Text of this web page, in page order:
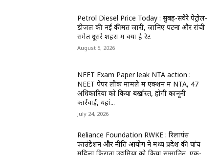
Petrol Diesel Price Today : सुबह-सवेरे पेट्रोल-
डीजल की नई कीमतें जारी, जानिए पटना और रांची
समेत दूसरे शहरों में क्या है रेट
August 5, 2026
NEET Exam Paper leak NTA action :
NEET पेपर लीक मामले में एक्शन में NTA, 47
अधिकारियों को किया बर्खास्त, होगी कानूनी
कार्रवाई, यहां...
July 24, 2026
Reliance Foundation RWKE : रिलायंस
फाउंडेशन और नीति आयोग ने मध्य प्रदेश की पांच